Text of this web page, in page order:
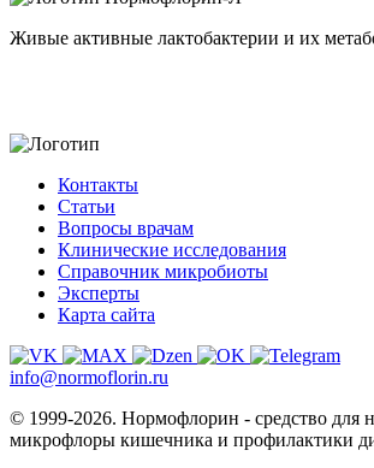
Живые активные лактобактерии и их
Контакты
Статьи
Вопросы врачам
Клинические исследования
Справочник микробиоты
Эксперты
Карта сайта
info@normoflorin.ru
© 1999-2026. Нормофлорин - средство для
микрофлоры кишечника и профилактики